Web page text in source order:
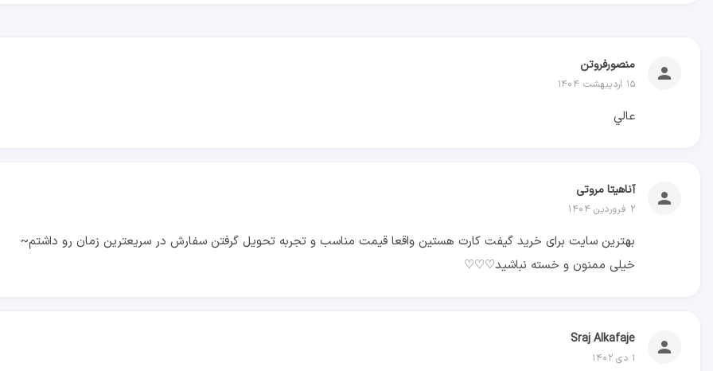
person منصورفروتن
۱۵ اردیبهشت ۱۴۰۴
عالي
person آناهیتا مروتی
۲ فروردین ۱۴۰۴
بهترین سایت برای خرید گیفت کارت هستین واقعا قیمت مناسب و تجربه تحویل گرفتن سفارش در سریعترین زمان رو داشتم~
خیلی ممنون و خسته نباشید♡♡♡
person
Sraj Alkafaje
۱ دی ۱۴۰۲